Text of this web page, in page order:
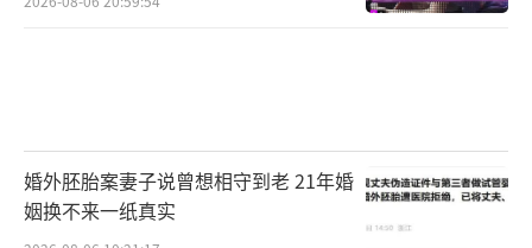
婚外胚胎案妻子说曾想相守到老 21年婚
姻换不来一纸真实